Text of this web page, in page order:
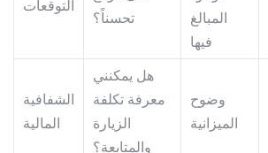
التوقعات
تحسناً؟
المبالغ
فيها
الشفافية
المالية
هل يمكنني
معرفة تكلفة
الزيارة
والمتابعة؟
وضوح
الميزانية